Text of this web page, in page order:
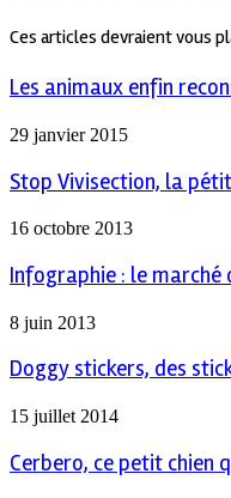
Ces articles devraient vous
Les animaux enfin
29 janvier 2015
Stop Vivisection, la
16 octobre 2013
Infographie : le marché
8 juin 2013
Doggy stickers, des
15 juillet 2014
Cerbero, ce petit chien